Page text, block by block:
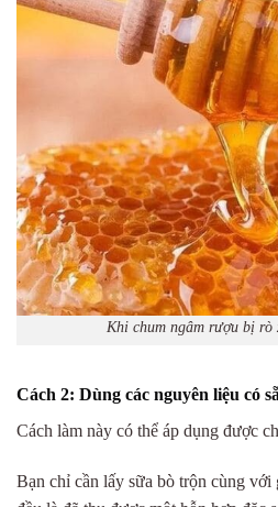
Khi chum ngâm rượu bị
Cách 2: Dùng các nguyên liệu có
Cách làm này có thể áp dụng được
Bạn chỉ cần lấy sữa bò trộn cùng với